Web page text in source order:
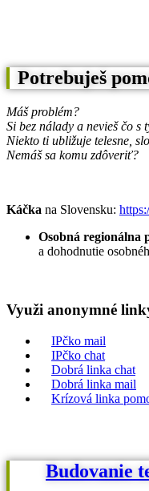
Potrebuješ
Máš problém?
Si bez nálady a nevieš čo s
Niekto ti ubližuje telesne,
Nemáš sa komu zdôveriť?
Káčka na Slovensku:
Osobná regionálna
a dohodnutie
Využi anonymné
IPčko mail
IPčko chat
Dobrá linka chat
Dobrá linka mail
Krízová linka
Budovanie